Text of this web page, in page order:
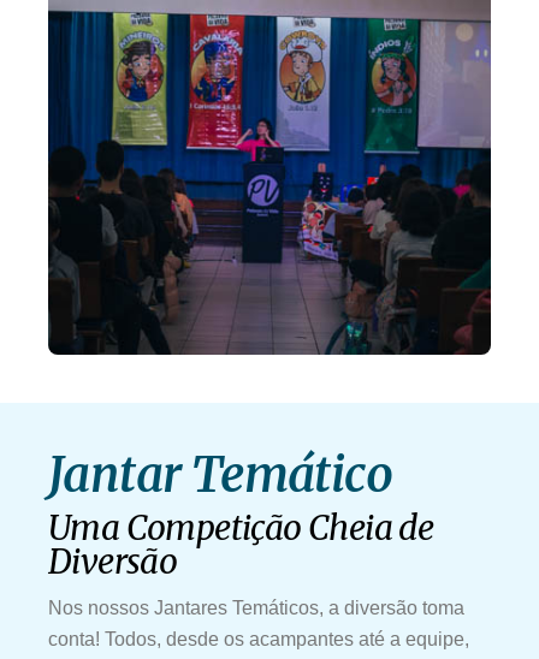
Jantar Temático
Uma Competição Cheia de
Diversão
Nos nossos Jantares Temáticos, a diversão toma
conta! Todos, desde os acampantes até a equipe,